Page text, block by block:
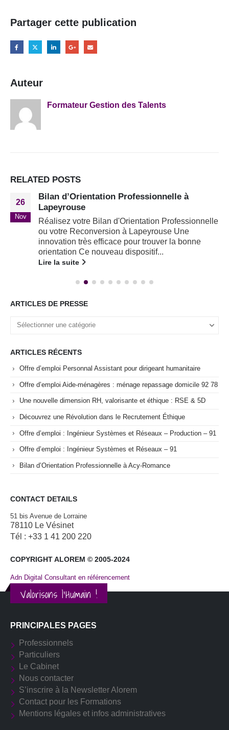
Partager cette publication
Auteur
Formateur Gestion des Talents
RELATED POSTS
26
Nov
Bilan d’Orientation Professionnelle à
Lapeyrouse
Réalisez votre Bilan d'Orientation Professionnelle
ou votre Reconversion à Lapeyrouse Une
innovation très efficace pour trouver la bonne
orientation Ce nouveau dispositif...
Lire la suite
ARTICLES DE PRESSE
ARTICLES RÉCENTS
Offre d’emploi Personnal Assistant pour dirigeant humanitaire
Offre d’emploi Aide-ménagères : ménage repassage domicile 92 78
Une nouvelle dimension RH, valorisante et éthique : RSE & 5D
Découvrez une Révolution dans le Recrutement Éthique
Offre d’emploi : Ingénieur Systèmes et Réseaux – Production – 91
Offre d’emploi : Ingénieur Systèmes et Réseaux – 91
Bilan d’Orientation Professionnelle à Acy-Romance
CONTACT DETAILS
51 bis Avenue de Lorraine
78110 Le Vésinet
Tél : +33 1 41 200 220
COPYRIGHT ALOREM © 2005-2024
Adn Digital Consultant en référencement
Valorisons l'Humain !
PRINCIPALES PAGES
Professionnels
Particuliers
Le Cabinet
Nous contacter
S’inscrire à la Newsletter Alorem
Contact pour les Formations
Mentions légales et infos administratives